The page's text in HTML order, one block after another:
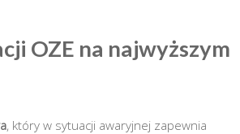
OZE na najwyższym
, który w sytuacji awaryjnej zapewnia